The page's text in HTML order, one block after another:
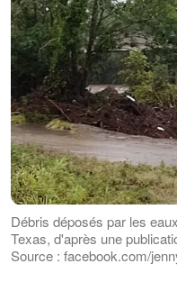
Débris déposés par les
Texas, d'après une
Source : facebook.com/